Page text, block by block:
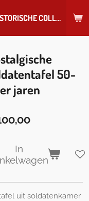
WEBSHOP STICHTING HISTORISCHE COLLECTIE REGIMENT
50-
jaren
In
uit soldatenkamer